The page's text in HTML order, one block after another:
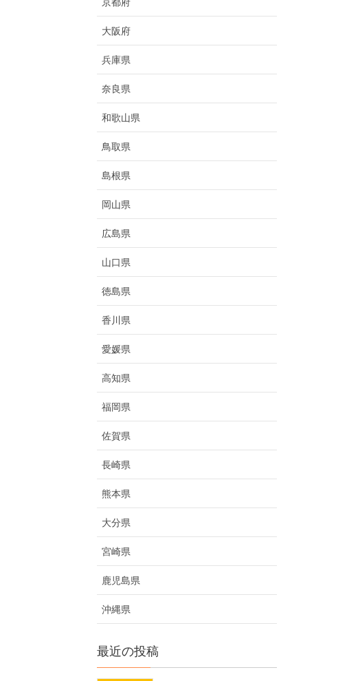
大阪府
兵庫県
奈良県
和歌山県
鳥取県
島根県
岡山県
広島県
山口県
徳島県
香川県
愛媛県
高知県
福岡県
佐賀県
長崎県
熊本県
大分県
宮崎県
鹿児島県
沖縄県
最近の投稿